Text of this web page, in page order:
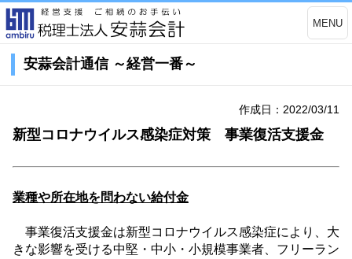
MENU
安蒜会計通信 ～経営一番～
作成日：2022/03/11
新型コロナウイルス感染症対策 事業復活支援金
業種や所在地を問わない給付金
事業復活支援金は新型コロナウイルス感染症により、大
きな影響を受ける中堅・中小・小規模事業者、フリーラン